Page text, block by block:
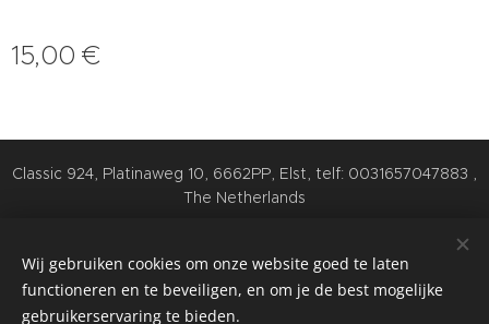
15,00 €
Classic 924, Platinaweg 10, 6662PP, Elst, telf: 0031657047883 ,
The Netherlands
Nederlands
Wij gebruiken cookies om onze website goed te laten
functioneren en te beveiligen, en om je de best mogelijke
gebruikerservaring te bieden.